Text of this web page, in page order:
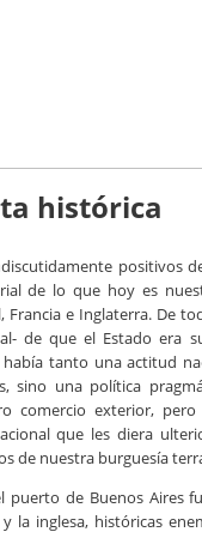
histórica
positivos
de lo que hoy es
e Inglaterra. De
de que el Estado era
tanto una actitud
sino una política
comercio exterior,
que les diera
de nuestra burguesía
puerto de Buenos Aires
la inglesa, históricas